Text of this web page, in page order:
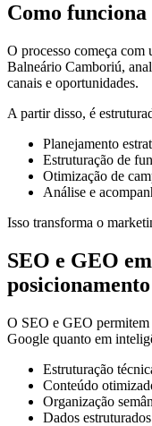
Como
O processo começa com
Balneário Camboriú,
canais e oportunidades.
A partir disso, é
Planejamento
Estruturação de
Otimização de
Análise e
Isso transforma o
SEO e GEO
O SEO e GEO permitem
Google quanto em
Estruturação
Conteúdo
Organização
Dados estruturados